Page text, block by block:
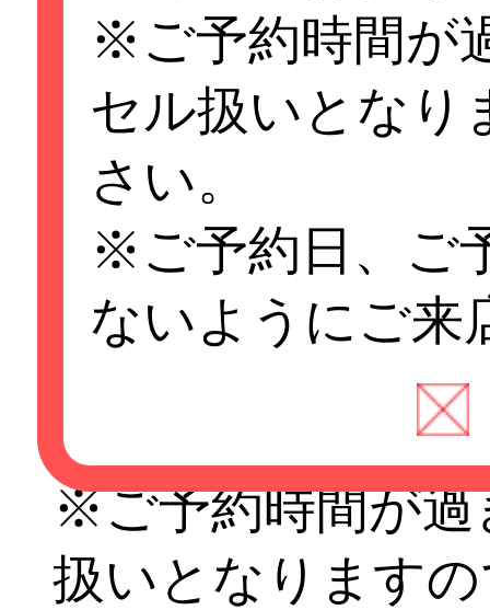
※ご予約時間が
セル扱いとなり
さい。
※ご予約日、ご
ないようにご来
※両替のサービ
予め1000円札又
致します
※ご予約時間の5
チケットをお買
てお待ちくださ
※ご予約時間が過
扱いとなります